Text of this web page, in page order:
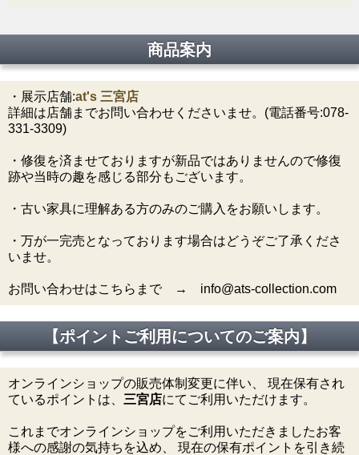
商品案内
・展示店舗:at's 三宮店
詳細は店舗までお問い合わせくださいませ。(電話番号:078-
331-3309)
・修復を済ませておりますが新品ではありませんので修復
跡や当時の趣を感じる部分もございます。
・古い家具に理解ある方のみのご購入をお願いします。
・万が一完売となっております場合はどうぞご了承くださ
いませ。
お問い合わせはこちらまで → info@ats-collection.com
【ポイントご利用についてのご案内】
オンラインショップの販売体制変更に伴い、 現在保有され
ているポイントは、 三宮店にてご利用いただけます。
これまでオンラインショップをご利用いただきましたお客
様への感謝の気持ちを込め、 現在の保有ポイントを引き続